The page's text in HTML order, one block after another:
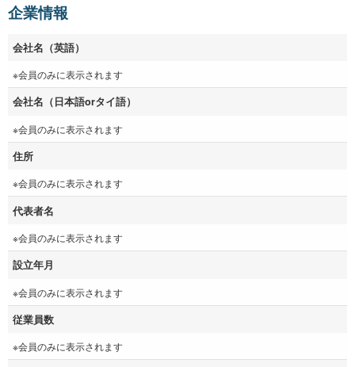
企業情報
会社名（英語）
※会員のみに表示されます
会社名（日本語orタイ語）
※会員のみに表示されます
住所
※会員のみに表示されます
代表者名
※会員のみに表示されます
設立年月
※会員のみに表示されます
従業員数
※会員のみに表示されます